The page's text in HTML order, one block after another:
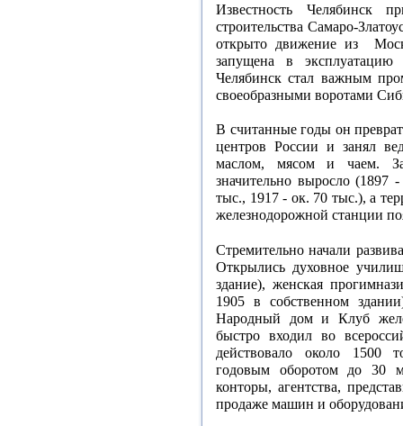
Известность Челябинск
строительства Самаро-
открыто движение из
запущена в эксплуатацию
Челябинск стал важным
своеобразными воротами
В считанные годы он
центров России и занял
маслом, мясом и чаем. За
значительно выросло (1897
тыс., 1917 - ок. 70 тыс.), а
железнодорожной станции
Стремительно начали
Открылись духовное
здание), женская
1905 в собственном
Народный дом и Клуб
быстро входил во
действовало около 1500
годовым оборотом до 30
конторы, агентства,
продаже машин и